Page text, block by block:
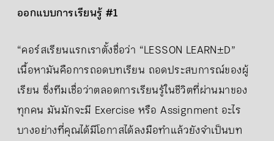
ออกแบบการเรียนรู้ #1
“คอร์สเรียนแรกเราตั้งชื่อว่า “LESSON LEARN±D”
เนื้อหามันคือการถอดบทเรียน ถอดประสบการณ์ของผู้
เรียน ซึ่งทีมเชื่อว่าตลอดการเรียนรู้ในชีวิตที่ผ่านมาของ
ทุกคน มันมักจะมี Exercise หรือ Assignment อะไร
บางอย่างที่คุณได้มีโอกาสได้ลงมือทำแล้วยังจำเป็นบท